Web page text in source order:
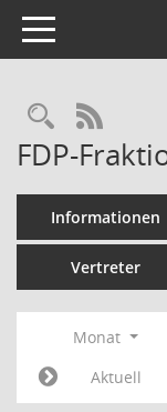
Toggle navigation
RSS-
FDP-
Informationen
Vertreter
Monat
Aktuell